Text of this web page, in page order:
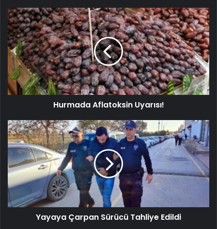
Hurmada Aflatoksin Uyarısı!
Yayaya Çarpan Sürücü Tahliye Edildi